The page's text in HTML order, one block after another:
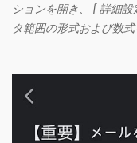
ションを開き、 [ 詳細
タ範囲の形式および数
うです。 このオプショ
式がないセル）をコピ
度は大丈夫です。 Mac